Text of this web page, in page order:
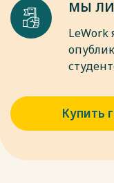
МЫ
LeWork
Купить